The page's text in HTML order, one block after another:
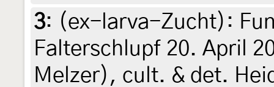
3: (ex-larva-Zucht):
Falterschlupf 20. April
Melzer), cult. & det.